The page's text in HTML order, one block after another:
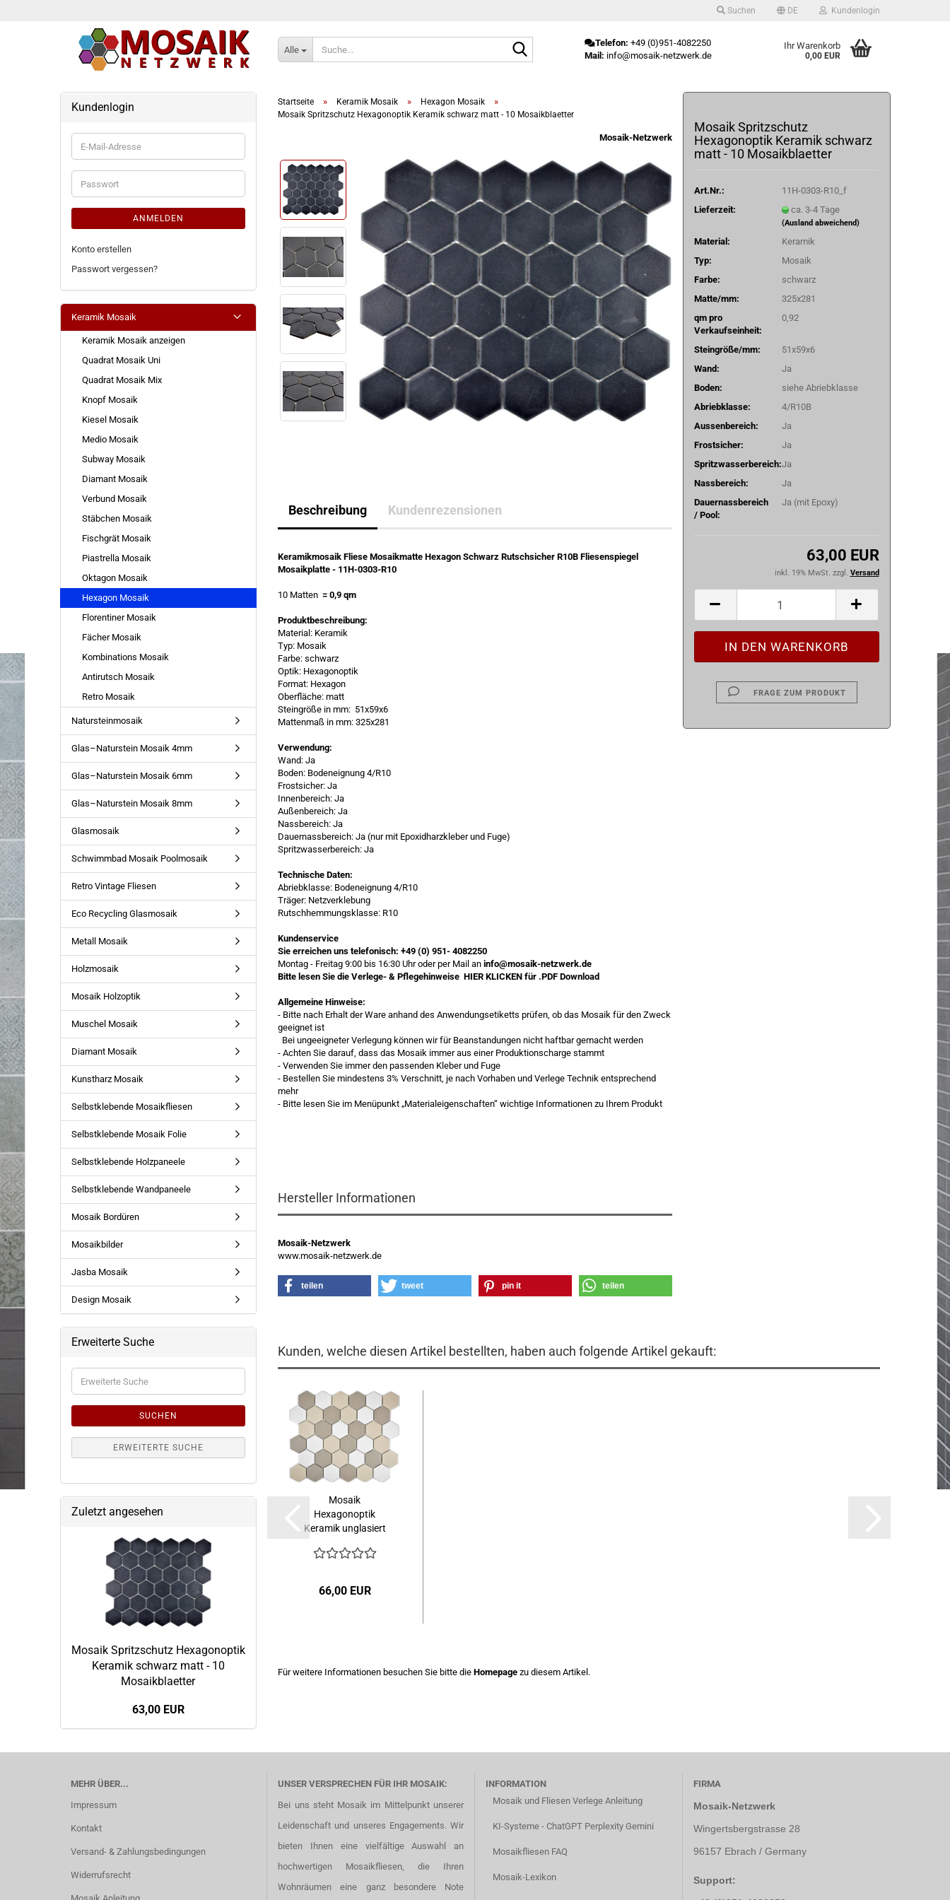
Suchen DE Kundenlogin
Alle
Telefon: +49 (0)951-4082250
Mail: info@mosaik-netzwerk.de
Ihr Warenkorb
0,00 EUR
Startseite » Keramik Mosaik » Hexagon Mosaik »
Mosaik Spritzschutz Hexagonoptik Keramik schwarz matt - 10 Mosaikblaetter
Mosaik-Netzwerk
Mosaik Spritzschutz
Hexagonoptik Keramik schwarz
matt - 10 Mosaikblaetter
Art.Nr.:
11H-0303-R10_f
Lieferzeit:
ca. 3-4 Tage
(Ausland abweichend)
Material:
Keramik
Typ:
Mosaik
Farbe:
schwarz
Matte/mm:
325x281
qm pro
Verkaufseinheit:
0,92
Steingröße/mm:
51x59x6
Wand:
Ja
Boden:
siehe Abriebklasse
Abriebklasse:
4/R10B
Aussenbereich:
Ja
Frostsicher:
Ja
Spritzwasserbereich:Ja
Nassbereich:
Ja
Dauernassbereich
/ Pool:
Ja (mit Epoxy)
63,00 EUR
inkl. 19% MwSt. zzgl. Versand
FRAGE ZUM PRODUKT
Beschreibung Kundenrezensionen
Keramikmosaik Fliese Mosaikmatte Hexagon Schwarz Rutschsicher R10B Fliesenspiegel
Mosaikplatte - 11H-0303-R10
10 Matten= 0,9 qm
Produktbeschreibung:
Material: Keramik
Typ: Mosaik
Farbe: schwarz
Optik: Hexagonoptik
Format: Hexagon
Oberfläche: matt
Steingröße in mm: 51x59x6
Mattenmaß in mm: 325x281
Verwendung:
Wand: Ja
Boden: Bodeneignung 4/R10
Frostsicher: Ja
Innenbereich: Ja
Außenbereich: Ja
Nassbereich: Ja
Dauernassbereich: Ja (nur mit Epoxidharzkleber und Fuge)
Spritzwasserbereich: Ja
Technische Daten:
Abriebklasse: Bodeneignung 4/R10
Träger: Netzverklebung
Rutschhemmungsklasse: R10
Kundenservice
Sie erreichen uns telefonisch: +49 (0) 951- 4082250
Montag - Freitag 9:00 bis 16:30 Uhr oder per Mail aninfo@mosaik-netzwerk.de
Bitte lesen Sie die Verlege- & PflegehinweiseHIER KLICKENfür .PDF Download
Allgemeine Hinweise:
- Bitte nach Erhalt der Ware anhand des Anwendungsetiketts prüfen, ob das Mosaik für den Zweck
geeignet ist
Bei ungeeigneter Verlegung können wir für Beanstandungen nicht haftbar gemacht werden
- Achten Sie darauf, dass das Mosaik immer aus einer Produktionscharge stammt
- Verwenden Sie immer den passenden Kleber und Fuge
- Bestellen Sie mindestens 3% Verschnitt, je nach Vorhaben und Verlege Technik entsprechend
mehr
- Bitte lesen Sie im Menüpunkt „Materialeigenschaften“ wichtige Informationen zu Ihrem Produkt
Hersteller Informationen
Mosaik-Netzwerk
www.mosaik-netzwerk.de
teilen tweet pin it teilen
Kunden, welche diesen Artikel bestellten, haben auch folgende Artikel gekauft:
Mosaik
Hexagonoptik
Keramik unglasiert
66,00 EUR
Für weitere Informationen besuchen Sie bitte dieHomepage zu diesem Artikel.
Kundenlogin
E-
Mail-
Adresse
Passwort
ANMELDEN
Konto erstellen
Passwort vergessen?
Keramik Mosaik
Keramik Mosaik anzeigen
Quadrat Mosaik Uni
Quadrat Mosaik Mix
Knopf Mosaik
Kiesel Mosaik
Medio Mosaik
Subway Mosaik
Diamant Mosaik
Verbund Mosaik
Stäbchen Mosaik
Fischgrät Mosaik
Piastrella Mosaik
Oktagon Mosaik
Hexagon Mosaik
Florentiner Mosaik
Fächer Mosaik
Kombinations Mosaik
Antirutsch Mosaik
Retro Mosaik
Natursteinmosaik
Glas–Naturstein Mosaik 4mm
Glas–Naturstein Mosaik 6mm
Glas–Naturstein Mosaik 8mm
Glasmosaik
Schwimmbad Mosaik Poolmosaik
Retro Vintage Fliesen
Eco Recycling Glasmosaik
Metall Mosaik
Holzmosaik
Mosaik Holzoptik
Muschel Mosaik
Diamant Mosaik
Kunstharz Mosaik
Selbstklebende Mosaikfliesen
Selbstklebende Mosaik Folie
Selbstklebende Holzpaneele
Selbstklebende Wandpaneele
Mosaik Bordüren
Mosaikbilder
Jasba Mosaik
Design Mosaik
Erweiterte Suche
Erweiterte
Suche
SUCHEN
ERWEITERTE SUCHE
Zuletzt angesehen
Mosaik Spritzschutz Hexagonoptik
Keramik schwarz matt - 10
Mosaikblaetter
63,00 EUR
MEHR ÜBER...
Impressum
Kontakt
Versand- & Zahlungsbedingungen
Widerrufsrecht
UNSER VERSPRECHEN FÜR IHR MOSAIK:
Bei uns steht Mosaik im Mittelpunkt unserer
Leidenschaft und unseres Engagements. Wir
bieten Ihnen eine vielfältige Auswahl an
hochwertigen Mosaikfliesen, die Ihren
Wohnräumen eine ganz besondere Note
INFORMATION
Mosaik und Fliesen Verlege Anleitung
KI-Systeme - ChatGPT Perplexity Gemini
Mosaikfliesen FAQ
Mosaik-Lexikon
FIRMA
Mosaik-Netzwerk
Wingertsbergstrasse 28
96157 Ebrach / Germany
Support: